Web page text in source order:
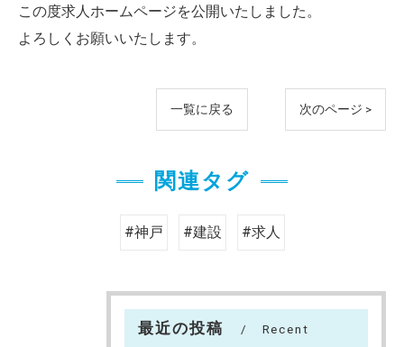
この度求人ホームページを公開いたしました。
よろしくお願いいたします。
一覧に戻る 次のページ >
関連タグ
#神戸 #建設 #求人
最近の投稿
Recent